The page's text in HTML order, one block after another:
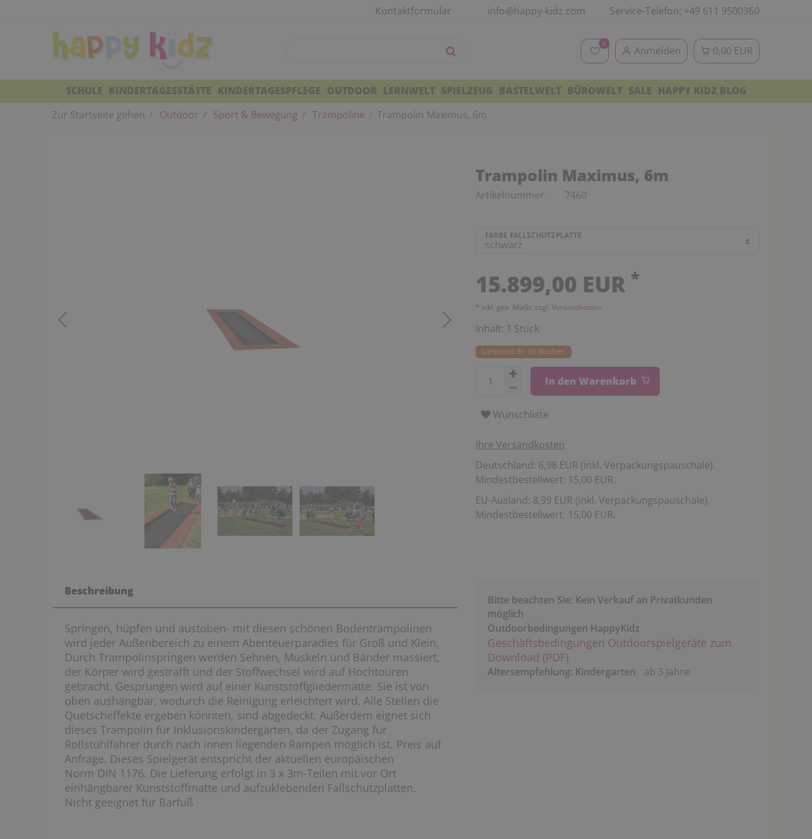
Kontaktformular info@happy-kidz.com Service-Telefon: +49 611 9500360
0
Anmelden 0,00 EUR
SCHULE KINDERTAGESSTÄTTE KINDERTAGESPFLEGE OUTDOOR LERNWELT SPIELZEUG BASTELWELT BÜROWELT SALE HAPPY KIDZ BLOG
Zur Startseite gehen
Outdoor Sport & Bewegung Trampoline Trampolin Maximus, 6m
Trampolin Maximus, 6m
Artikelnummer 7460
FARBE FALLSCHUTZPLATTE
15.899,00 EUR *
* inkl. ges. MwSt. zzgl. Versandkosten
Inhalt: 1 Stück
Lieferzeit: 8 - 10 Wochen
In den Warenkorb
Wunschliste
Ihre Versandkosten
Deutschland: 6,98 EUR (inkl. Verpackungspauschale).
Mindestbestellwert: 15,00 EUR.
EU-Ausland: 8,99 EUR (inkl. Verpackungspauschale).
Mindestbestellwert: 15,00 EUR.
Beschreibung
Springen, hüpfen und austoben- mit diesen schönen Bodentrampolinen
wird jeder Außenbereich zu einem Abenteuerparadies für Groß und Klein.
Durch Trampolinspringen werden Sehnen, Muskeln und Bänder massiert,
der Körper wird gestrafft und der Stoffwechsel wird auf Hochtouren
gebracht. Gesprungen wird auf einer Kunststoffgliedermatte. Sie ist von
oben aushängbar, wodurch die Reinigung erleichtert wird. Alle Stellen die
Quetscheffekte ergeben könnten, sind abgedeckt. Außerdem eignet sich
dieses Trampolin für Inklusionskindergärten, da der Zugang für
Rollstuhlfahrer durch nach innen liegenden Rampen möglich ist. Preis auf
Anfrage. Dieses Spielgerät entspricht der aktuellen europäischen
Norm DIN 1176. Die Lieferung erfolgt in 3 x 3m-Teilen mit vor Ort
einhängbarer Kunststoffmatte und aufzuklebenden Fallschutzplatten.
Nicht geeignet für Barfuß
Bitte beachten Sie: Kein Verkauf an Privatkunden
möglich
Outdoorbedingungen HappyKidz
Geschäftsbedingungen Outdoorspielgeräte zum
Download (PDF)
Altersempfehlung: Kindergarten ab 3 Jahre